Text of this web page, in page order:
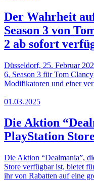
Der Wahrheit
Season 3 von
2 ab sofort
Düsseldorf, 25. Februar
6, Season 3 für Tom
Modifikatoren und einer
01.03.2025
Die Aktion
PlayStation
Die Aktion “Dealmania”,
Store verfügbar ist, bietet
ihr von Rabatten auf eine